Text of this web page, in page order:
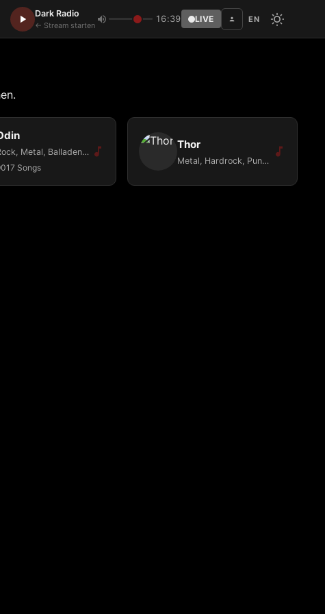
Dark Radio
← Stream starten
16:39 LIVE EN
Rock, Metal, Balladen and more...
Songs
Thor
Metal, Hardrock, Punk, All Genre of Dark Musik, Gothic